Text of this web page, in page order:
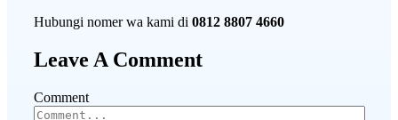
Hubungi nomer wa kami di 0812 8807 4660
Leave A Comment
Comment